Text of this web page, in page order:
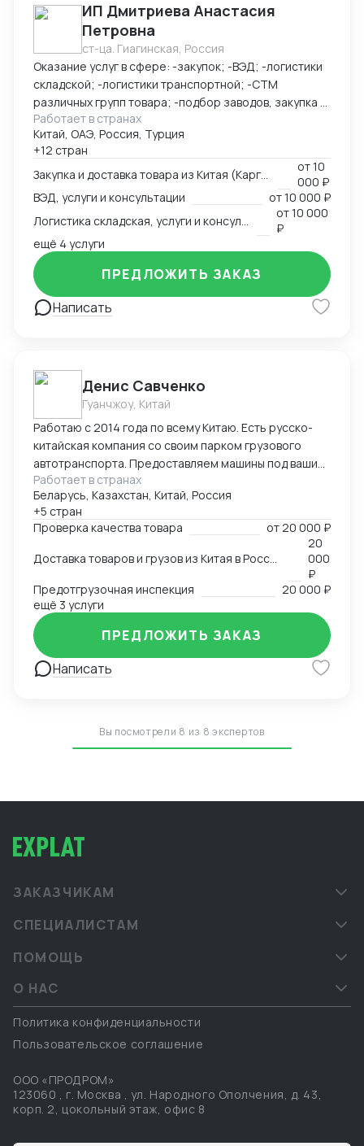
Китай ( PerlRiver) — собственное представительство
поставками, инспекцией фабрик, консолидацией
грузов и взаимодействием с китайскими
производителями. Мы сопровождаем клиентов в
форматах B2B и B2G, предоставляя надёжные и
прозрачные логистические решения под ключ.
ИП Дмитриева Анастасия
Петровна
ст-ца. Гиагинская, Россия
Оказание услуг в сфере: -закупок; -ВЭД; -логистики
складской; -логистики транспортной; -СТМ
различных групп товара; -подбор заводов, закупка и
доставка товара из Китая (КАРГО и Белый ввоз)
Страны с которыми работаю по сей день: Европа,
США, ОАЭ, Турция, Китай, СНГ
Работает в странах
Китай, ОАЭ, Россия, Турция
+12 стран
от10
000 ₽
ВЭД, услуги и консультации
от10 000 ₽
от10 000
₽
ещё 4 услуги
Написать
ПРЕДЛОЖИТЬ ЗАКАЗ
Денис Савченко
Гуанчжоу, Китай
Работаю с 2014 года по всему Китаю. Есть русско-
китайская компания со своим парком грузового
автотранспорта. Предоставляем машины под ваши
поставки. Свой офис и склад в Гуанчжоу, ИУ и
Маньчжурии. Занимаюсь оказанием различных услуг
в сфере внешней торговли.
Работает в странах
Беларусь, Казахстан, Китай, Россия
+5 стран
Проверка качества товара
от20 000 ₽
Доставка товаров и грузов из Китая в Россию, Казахстан, Беларусь, Таиланд, Вьетнам, Малайзию
20
000
₽
Предотгрузочная инспекция
20 000 ₽
ещё 3 услуги
Написать
ПРЕДЛОЖИТЬ ЗАКАЗ
Вы посмотрели 8 из 8 экспертов
ЗАКАЗЧИКАМ
СПЕЦИАЛИСТАМ
ПОМОЩЬ
О НАС
Политика конфиденциальности
Пользовательское соглашение
ООО «ПРОДРОМ»
123060 , г. Москва , ул. Народного Ополчения, д. 43,
корп. 2, цокольный этаж, офис 8